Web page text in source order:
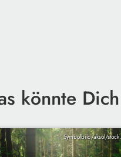
könnte
Symbolbild/aksol/